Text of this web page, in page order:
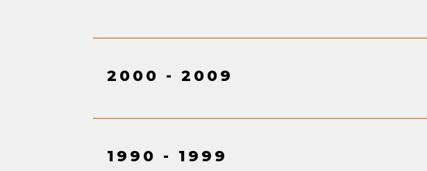
2000 - 2009
1990 - 1999